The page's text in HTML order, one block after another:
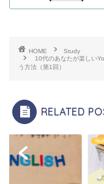
HOME
Study
10代のあなたが楽しい
う方法（第1回）
RELATED